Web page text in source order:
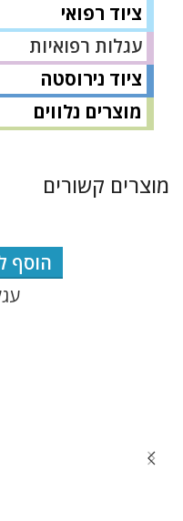
ציוד רפואי
עגלות רפואיות
ציוד נירוסטה
מוצרים נלווים
מוצרים קשורים
הוסף